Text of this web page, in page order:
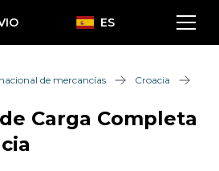
ES
de mercancías
Croacia
Carga Completa